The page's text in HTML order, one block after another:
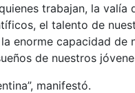
trabajan, la valía
el talento de
enorme capacidad de
de nuestros
manifestó.